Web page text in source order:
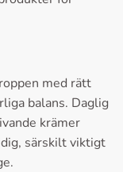
med rätt
balans. Daglig
krämer
särskilt viktigt